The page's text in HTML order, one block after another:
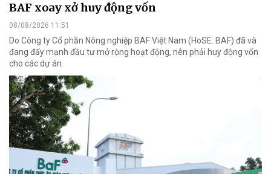
BAF xoay xở huy động vốn
08/08/2026 11:51
Do Công ty Cổ phần Nông nghiệp BAF Việt Nam (HoSE: BAF) đã và
đang đẩy mạnh đầu tư mở rộng hoạt động, nên phải huy động vốn
cho các dự án.